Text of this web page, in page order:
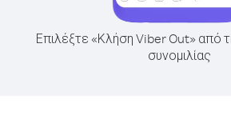
Επιλέξτε «Κλήση Viber Out» από
συνομιλίας